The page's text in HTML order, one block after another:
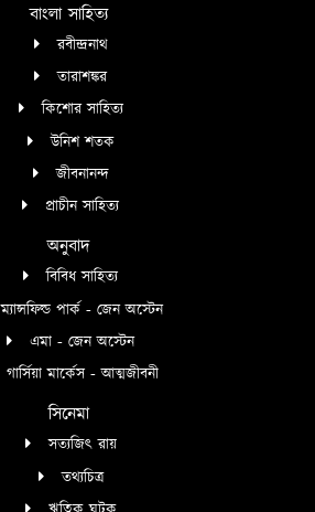
বাংলা সাহিত্য
রবীন্দ্রনাথ
তারাশঙ্কর
কিশোর সাহিত্য
উনিশ শতক
জীবনানন্দ
প্রাচীন সাহিত্য
অনুবাদ
বিবিধ সাহিত্য
ম্যান্সফিল্ড পার্ক - জেন অস্টেন
এমা - জেন অস্টেন
গার্সিয়া মার্কেস - আত্মজীবনী
সিনেমা
সত্যজিৎ রায়
তথ্যচিত্র